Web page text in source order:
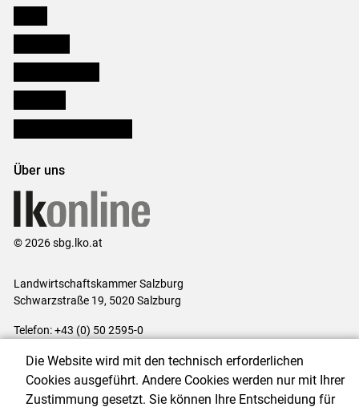
Über uns
© 2026 sbg.lko.at
Landwirtschaftskammer Salzburg
Schwarzstraße 19, 5020 Salzburg
Telefon: +43 (0) 50 2595-0
Impressum|Kontakt|Datenschutzerklärung|Barrierefreiheit|
Cookie-Einstellungen
Die Website wird mit den technisch erforderlichen
Cookies ausgeführt. Andere Cookies werden nur mit Ihrer
Zustimmung gesetzt. Sie können Ihre Entscheidung für